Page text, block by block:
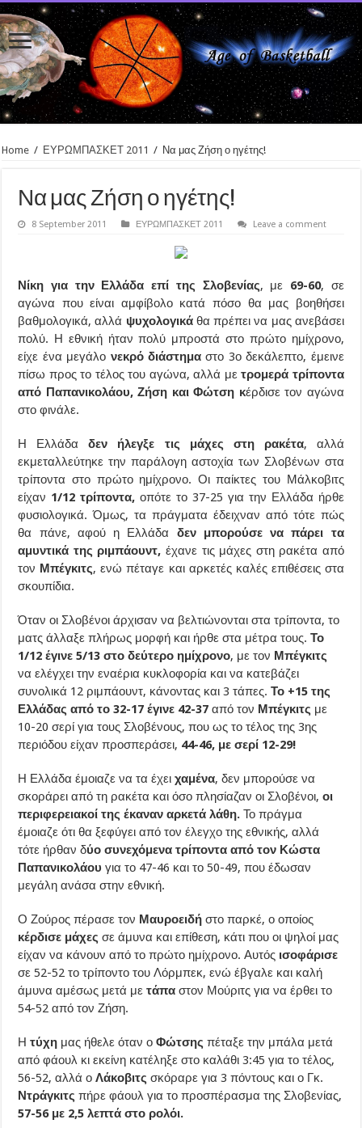
Home / ΕΥΡΩΜΠΑΣΚΕΤ 2011 / Να μας Ζήση ο ηγέτης!
Να μας Ζήση ο ηγέτης!
8 September 2011 ΕΥΡΩΜΠΑΣΚΕΤ 2011 Leave a comment
Νίκη για την Ελλάδα επί της Σλοβενίας, με 69-60, σε
αγώνα που είναι αμφίβολο κατά πόσο θα μας βοηθήσει
βαθμολογικά, αλλά ψυχολογικά θα πρέπει να μας ανεβάσει
πολύ. Η εθνική ήταν πολύ μπροστά στο πρώτο ημίχρονο,
είχε ένα μεγάλο νεκρό διάστημαστο 3ο δεκάλεπτο, έμεινε
πίσω προς το τέλος του αγώνα, αλλά μετρομερά τρίποντα
από Παπανικολάου, Ζήση και Φώτση κέρδισε τον αγώνα
στο φινάλε.
Η Ελλάδα δεν ήλεγξε τις μάχες στη ρακέτα, αλλά
εκμεταλλεύτηκε την παράλογη αστοχία των Σλοβένων στα
τρίποντα στο πρώτο ημίχρονο. Οι παίκτες του Μάλκοβιτς
είχαν 1/12 τρίποντα, οπότε το 37-25 για την Ελλάδα ήρθε
φυσιολογικά. Όμως, τα πράγματα έδειχναν από τότε πώς
θα πάνε, αφού η Ελλάδα δεν μπορούσε να πάρει τα
αμυντικά της ριμπάουντ, έχανε τις μάχες στη ρακέτα από
τον Μπέγκιτς, ενώ πέταγε και αρκετές καλές επιθέσεις στα
σκουπίδια.
Όταν οι Σλοβένοι άρχισαν να βελτιώνονται στα τρίποντα, το
ματς άλλαξε πλήρως μορφή και ήρθε στα μέτρα τους.Το
1/12 έγινε 5/13 στο δεύτερο ημίχρονο, με τον Μπέγκιτς
να ελέγχει την εναέρια κυκλοφορία και να κατεβάζει
συνολικά 12 ριμπάουντ, κάνοντας και 3 τάπες.Το +15 της
Ελλάδας από το 32-17 έγινε 42-37από τον Μπέγκιτς με
10-20 σερί για τους Σλοβένους, που ως το τέλος της 3ης
περιόδου είχαν προσπεράσει, 44-46, με σερί 12-29!
Η Ελλάδα έμοιαζε να τα έχειχαμένα, δεν μπορούσε να
σκοράρει από τη ρακέτα και όσο πλησίαζαν οι Σλοβένοι, οι
περιφερειακοί της έκαναν αρκετά λάθη. Το πράγμα
έμοιαζε ότι θα ξεφύγει από τον έλεγχο της εθνικής, αλλά
τότε ήρθαν δύο συνεχόμενα τρίποντα από τον Κώστα
Παπανικολάου για το 47-46 και το 50-49, που έδωσαν
μεγάλη ανάσα στην εθνική.
Ο Ζούρος πέρασε τον Μαυροειδήστο παρκέ, ο οποίος
κέρδισε μάχεςσε άμυνα και επίθεση, κάτι που οι ψηλοί μας
είχαν να κάνουν από το πρώτο ημίχρονο. Αυτός ισοφάρισε
σε 52-52 το τρίποντο του Λόρμπεκ, ενώ έβγαλε και καλή
άμυνα αμέσως μετά μετάπαστον Μούριτς για να έρθει το
54-52 από τον Ζήση.
Ητύχη μας ήθελε όταν οΦώτσηςπέταξε την μπάλα μετά
από φάουλ κι εκείνη κατέληξε στο καλάθι 3:45 για το τέλος,
56-52, αλλά οΛάκοβιτςσκόραρε για 3 πόντους και ο Γκ.
Ντράγκιτςπήρε φάουλ για το προσπέρασμα της Σλοβενίας,
57-56 με 2,5 λεπτά στο ρολόι.